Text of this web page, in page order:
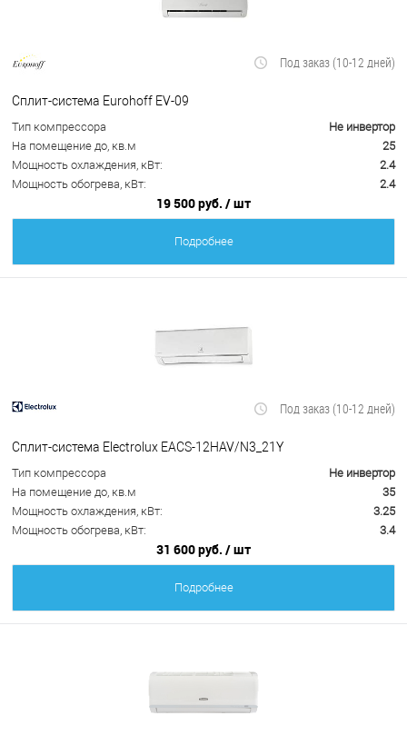
Под заказ (10-12 дней)
Сплит-система Eurohoff EV-09
Тип компрессора
Не инвертор
На помещение до, кв.м
25
Мощность охлаждения, кВт:
2.4
Мощность обогрева, кВт:
2.4
19 500 руб. / шт
Подробнее
Под заказ (10-12 дней)
Сплит-система Electrolux EACS-12HAV/N3_21Y
Тип компрессора
Не инвертор
На помещение до, кв.м
35
Мощность охлаждения, кВт:
3.25
Мощность обогрева, кВт:
3.4
31 600 руб. / шт
Подробнее